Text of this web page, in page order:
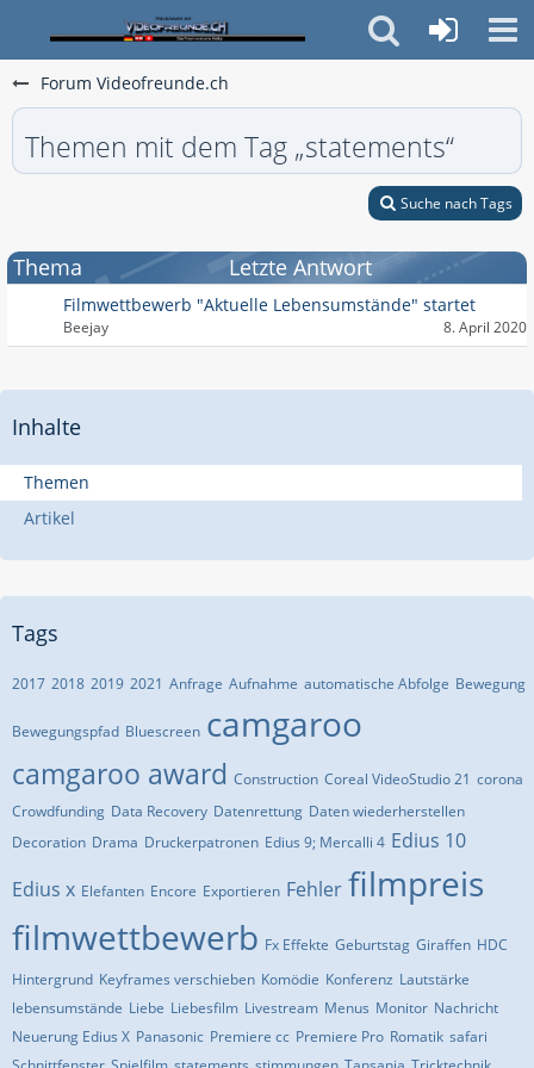
Forum Videofreunde.ch
Themen mit dem Tag „statements“
Suche nach Tags
Thema Letzte Antwort
Filmwettbewerb "Aktuelle Lebensumstände" startet
Beejay 8. April 2020
Inhalte
Themen
Artikel
Tags
2017 2018 2019 2021 Anfrage Aufnahme automatische Abfolge Bewegung
Bewegungspfad Bluescreen camgaroo
camgaroo award Construction Coreal VideoStudio 21 corona
Crowdfunding Data Recovery Datenrettung Daten wiederherstellen
Decoration Drama Druckerpatronen Edius 9; Mercalli 4 Edius 10
Edius x Elefanten Encore Exportieren Fehler filmpreis
filmwettbewerb Fx Effekte Geburtstag Giraffen HDC
Hintergrund Keyframes verschieben Komödie Konferenz Lautstärke
lebensumstände Liebe Liebesfilm Livestream Menus Monitor Nachricht
Neuerung Edius X Panasonic Premiere cc Premiere Pro Romatik safari